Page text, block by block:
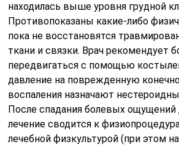
находилась выше уровня грудной
Противопоказаны какие-либо
пока не восстановятся
ткани и связки. Врач рекомендует
передвигаться с помощью
давление на поврежденную
воспаления назначают
После спадания болевых
лечение сводится к
лечебной физкультурой (при этом